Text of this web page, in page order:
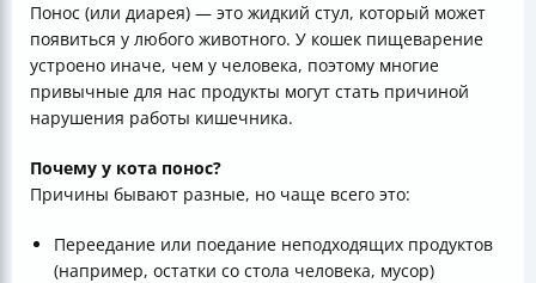
Понос (или диарея) — это жидкий стул, который может
появиться у любого животного. У кошек пищеварение
устроено иначе, чем у человека, поэтому многие
привычные для нас продукты могут стать причиной
нарушения работы кишечника.
Почему у кота понос?
Причины бывают разные, но чаще всего это:
Переедание или поедание неподходящих продуктов
(например, остатки со стола человека, мусор)